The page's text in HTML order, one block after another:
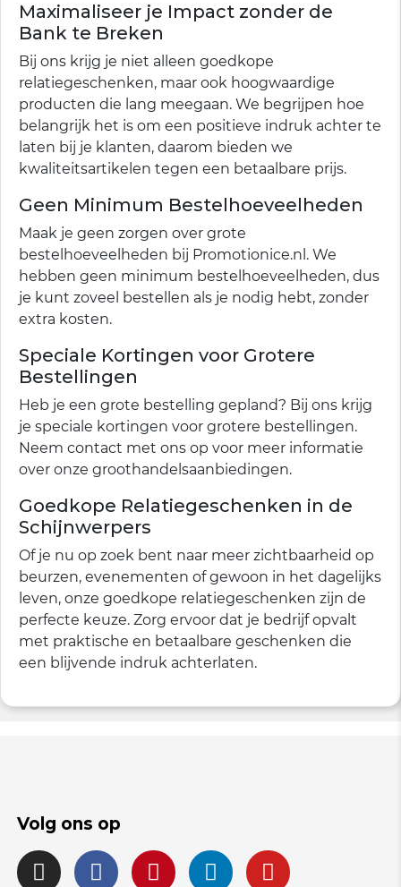
Maximaliseer je Impact zonder de
Bank te Breken
Bij ons krijg je niet alleen goedkope
relatiegeschenken, maar ook hoogwaardige
producten die lang meegaan. We begrijpen hoe
belangrijk het is om een positieve indruk achter te
laten bij je klanten, daarom bieden we
kwaliteitsartikelen tegen een betaalbare prijs.
Geen Minimum Bestelhoeveelheden
Maak je geen zorgen over grote
bestelhoeveelheden bij Promotionice.nl. We
hebben geen minimum bestelhoeveelheden, dus
je kunt zoveel bestellen als je nodig hebt, zonder
extra kosten.
Speciale Kortingen voor Grotere
Bestellingen
Heb je een grote bestelling gepland? Bij ons krijg
je speciale kortingen voor grotere bestellingen.
Neem contact met ons op voor meer informatie
over onze groothandelsaanbiedingen.
Goedkope Relatiegeschenken in de
Schijnwerpers
Of je nu op zoek bent naar meer zichtbaarheid op
beurzen, evenementen of gewoon in het dagelijks
leven, onze goedkope relatiegeschenken zijn de
perfecte keuze. Zorg ervoor dat je bedrijf opvalt
met praktische en betaalbare geschenken die
een blijvende indruk achterlaten.
Volg ons op